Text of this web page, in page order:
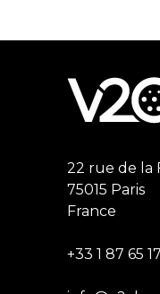
22 rue de la
75015 Paris
France
+33 1 87 65